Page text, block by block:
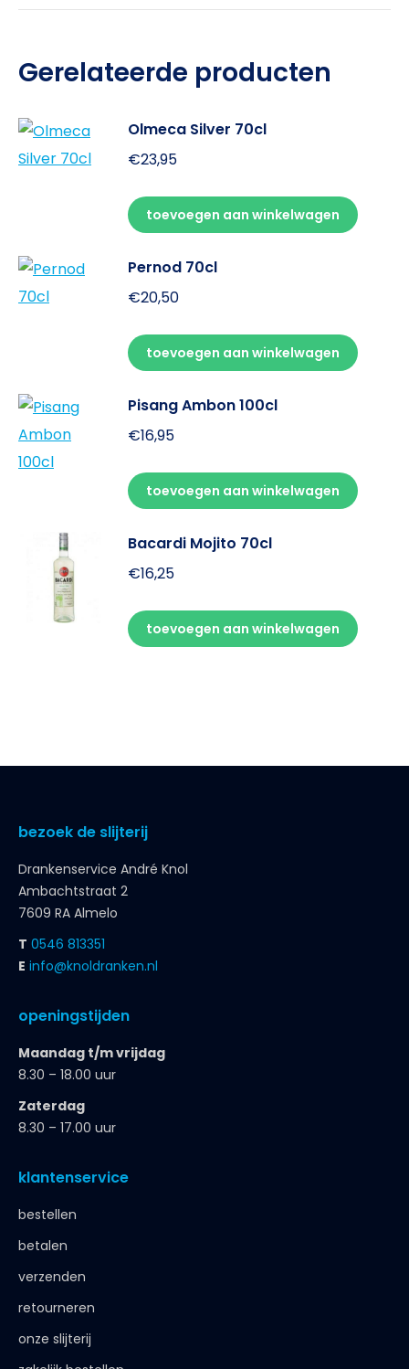
Gerelateerde producten
Olmeca Silver 70cl
€23,95
toevoegen aan winkelwagen
Pernod 70cl
€20,50
toevoegen aan winkelwagen
Pisang Ambon 100cl
€16,95
toevoegen aan winkelwagen
Bacardi Mojito 70cl
€16,25
toevoegen aan winkelwagen
bezoek de slijterij
Drankenservice André Knol
Ambachtstraat 2
7609 RA Almelo
T 0546 813351
E info@knoldranken.nl
openingstijden
Maandag t/m vrijdag
8.30 – 18.00 uur
Zaterdag
8.30 – 17.00 uur
klantenservice
bestellen
betalen
verzenden
retourneren
onze slijterij